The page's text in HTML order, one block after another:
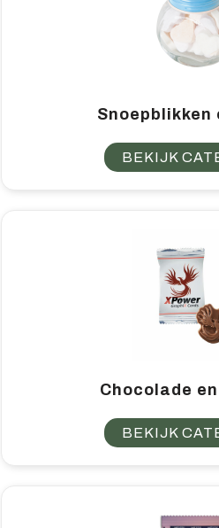
Snoepblikken
BEKIJK
Chocolade
BEKIJK